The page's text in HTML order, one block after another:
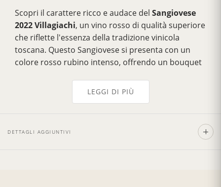
Scopri il carattere ricco e audace del Sangiovese
2022 Villagiachi, un vino rosso di qualità superiore
che riflette l'essenza della tradizione vinicola
toscana. Questo Sangiovese si presenta con un
colore rosso rubino intenso, offrendo un bouquet
di viola. Al palato, regala un perfetto equilibrio tra
piatti sostanziosi, ma abbastanza elegante da poter
essere gustato anche da solo in occasioni speciali.
LEGGI DI PIÙ
DETTAGLI AGGIUNTIVI